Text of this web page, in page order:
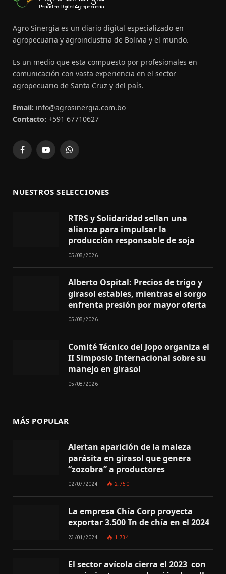
Agro Sinergia es un diario digital especializado en
agropecuaria y agroindustria de Bolivia y el mundo.
Es un medio que esta compuesto por profesionales en
comunicación con vasta experiencia en el sector
agropecuario de Santa Cruz y del país.
Email: info@agrosinergia.com.bo
Contacto: +591 67710627
FacebookYouTubeWhatsApp
NUESTROS SELECCIONES
RTRS y Solidaridad sellan una
alianza para impulsar la
producción responsable de soja
05/08/2026
Alberto Ospital: Precios de trigo y
girasol estables, mientras el sorgo
enfrenta presión por mayor oferta
05/08/2026
Comité Técnico del Jopo organiza el
II Simposio Internacional sobre su
manejo en girasol
05/08/2026
MÁS POPULAR
Alertan aparición de la maleza
parásita en girasol que genera
“zozobra” a productores
02/07/2024 2.750
La empresa Chía Corp proyecta
exportar 3.500 Tn de chía en el 2024
23/01/2024 1.734
El sector avícola cierra el 2023 con